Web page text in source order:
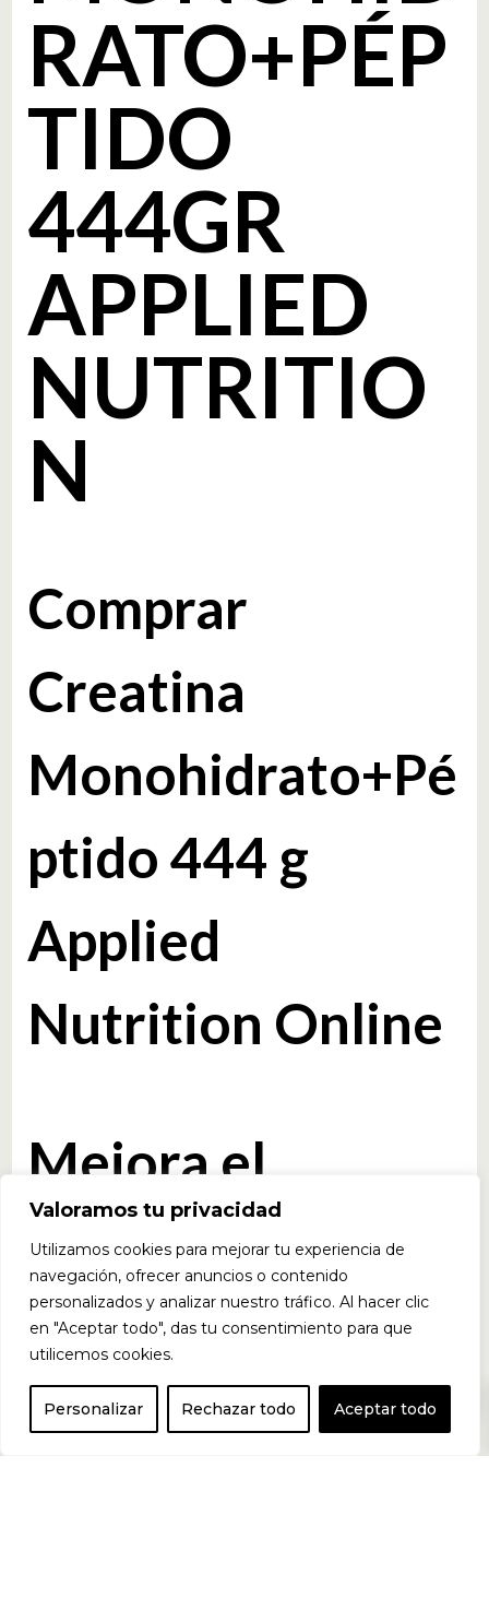
Valoramos tu privacidad
Utilizamos cookies para mejorar tu experiencia de
navegación, ofrecer anuncios o contenido
personalizados y analizar nuestro tráfico. Al hacer clic
en "Aceptar todo", das tu consentimiento para que
utilicemos cookies.
Personalizar Rechazar todo Aceptar todo
RATO+PÉP
TIDO
444GR
APPLIED
NUTRITIO
N
Comprar
Creatina
Monohidrato+Pé
ptido 444 g
Applied
Nutrition Online
Mejora el
rendimiento y la
recuperación
muscular con